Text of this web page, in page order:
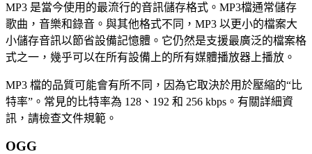
MP3 是當今使用的最流行的音訊儲存格式。MP3檔通常儲存
歌曲，音樂和錄音。與其他格式不同，MP3 以更小的檔案大
小儲存音訊以節省設備記憶體。它仍然是支援最廣泛的檔案格
式之一，幾乎可以在所有設備上的所有媒體播放器上播放。
MP3 檔的品質可能會有所不同，因為它取決於用於壓縮的“比
特率”。常見的比特率為 128、192 和 256 kbps。有關詳細資
訊，請檢查文件規範。
OGG